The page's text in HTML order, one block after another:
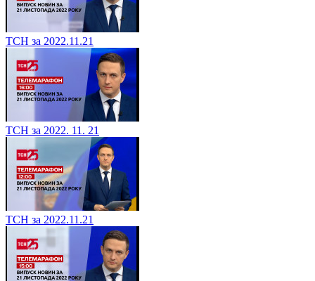
ТСН за 2022.11.21
ТСН за 2022. 11. 21
ТСН за 2022.11.21